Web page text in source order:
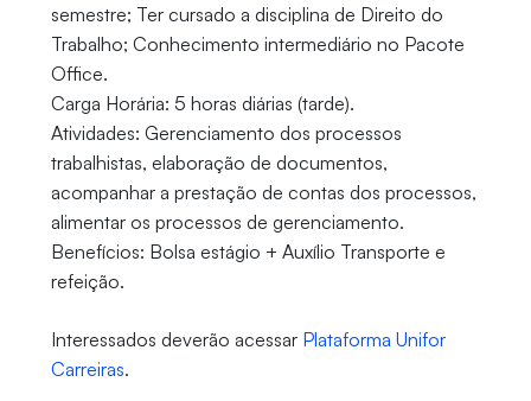
semestre; Ter cursado a disciplina de Direito do
Trabalho; Conhecimento intermediário no Pacote
Office.
Carga Horária: 5 horas diárias (tarde).
Atividades: Gerenciamento dos processos
trabalhistas, elaboração de documentos,
acompanhar a prestação de contas dos processos,
alimentar os processos de gerenciamento.
Benefícios: Bolsa estágio + Auxílio Transporte e
refeição.
Interessados deverão acessar Plataforma Unifor
Carreiras.